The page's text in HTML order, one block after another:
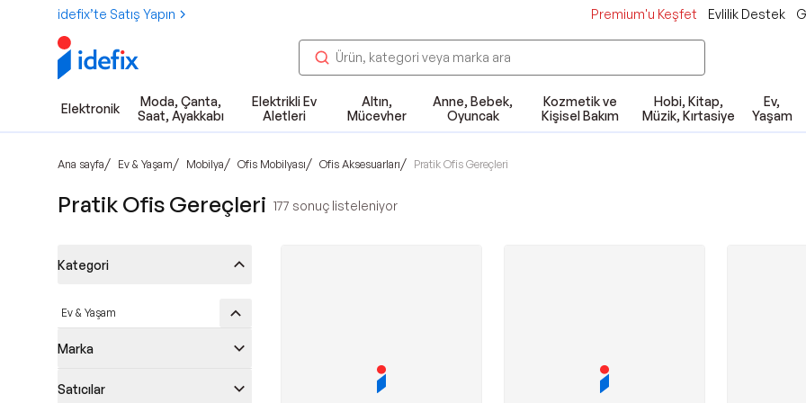
idefix’te Satış Yapın Premium'u Keşfet Evlilik Destek
Elektronik
Moda, Çanta,
Saat, Ayakkabı
Elektrikli Ev
Aletleri
Altın,
Mücevher
Anne, Bebek,
Oyuncak
Kozmetik ve
Kişisel Bakım
Hobi, Kitap,
Müzik, Kırtasiye
Ev,
Yaşam
Ana sayfa/ Ev & Yaşam/ Mobilya/ Ofis Mobilyası/ Ofis Aksesuarları/ Pratik Ofis Gereçleri
Pratik Ofis Gereçleri 177 sonuç listeleniyor
Kategori
Ev & Yaşam
Marka
Satıcılar